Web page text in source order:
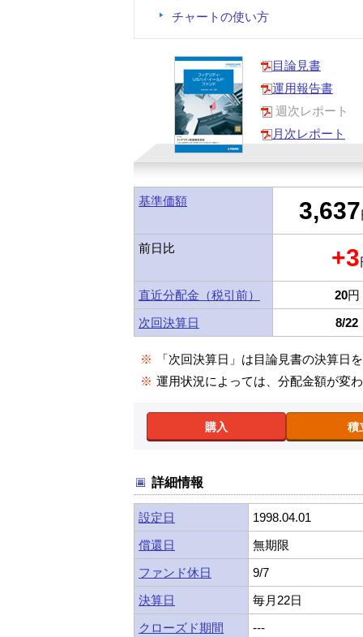
チャートの使い方
目論見書
運用報告書
週次レポート
月次レポート
基準価額 3,637
前日比 +3
直近分配金（税引前） 20円
次回決算日
8/22
※
「次回決算日」は目論見書の決算日
※ 運用状況によっては、分配金額が変
購入 積
詳細情報
設定日
1998.04.01
償還日
無期限
ファンド休日
9/7
決算日
毎月22日
クローズド期間
---